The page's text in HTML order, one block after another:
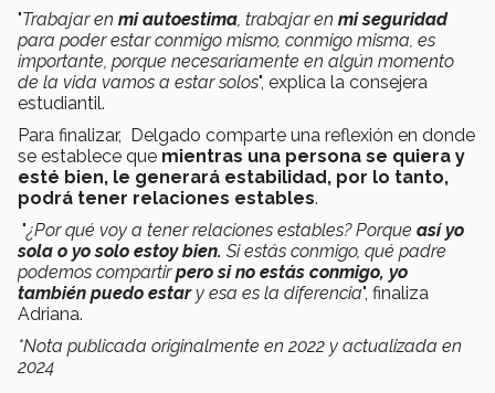
"Trabajar en mi autoestima, trabajar en mi seguridad
para poder estar conmigo mismo, conmigo misma, es
importante, porque necesariamente en algún momento
de la vida vamos a estar solos", explica la consejera
estudiantil.
Para finalizar, Delgado comparte una reflexión en donde
se establece que mientras una persona se quiera y
esté bien, le generará estabilidad, por lo tanto,
podrá tener relaciones estables.
"¿Por qué voy a tener relaciones estables? Porque así yo
sola o yo solo estoy bien. Si estás conmigo, qué padre
podemos compartirpero si no estás conmigo, yo
también puedo estar y esa es la diferencia", finaliza
Adriana.
*Nota publicada originalmente en 2022 y actualizada en
2024